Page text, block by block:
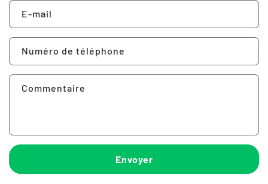
E-mail
Numéro de téléphone
Commentaire
Envoyer